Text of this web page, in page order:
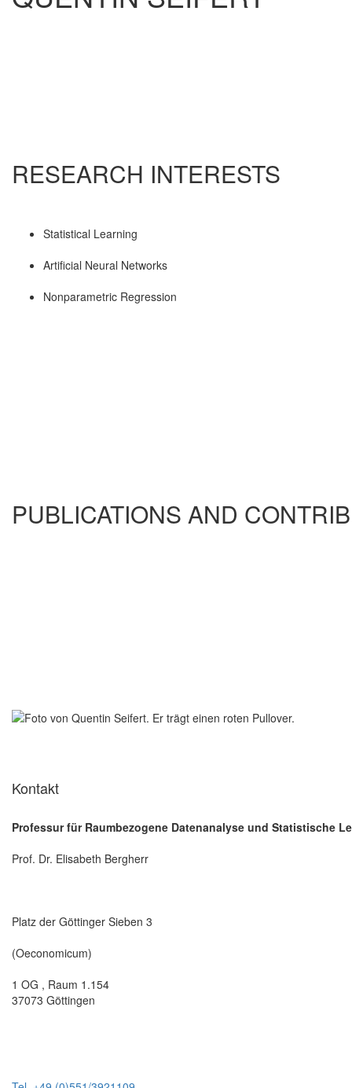
RESEARCH INTERESTS
Statistical Learning
Artificial Neural Networks
Nonparametric Regression
PUBLICATIONS AND
Kontakt
Professur für Raumbezogene Datenanalyse und Statistische
Prof. Dr. Elisabeth Bergherr
Platz der Göttinger Sieben 3
(Oeconomicum)
1 OG , Raum 1.154
37073 Göttingen